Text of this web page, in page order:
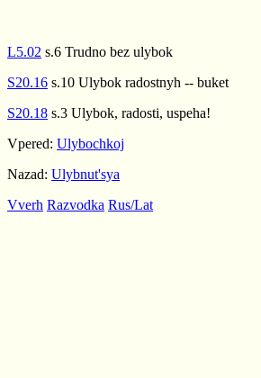
L5.02 s.6 Trudno bez ulybok
S20.16 s.10 Ulybok radostnyh -- buket
S20.18 s.3 Ulybok, radosti, uspeha!
Vpered: Ulybochkoj
Nazad: Ulybnut'sya
Vverh Razvodka Rus/Lat